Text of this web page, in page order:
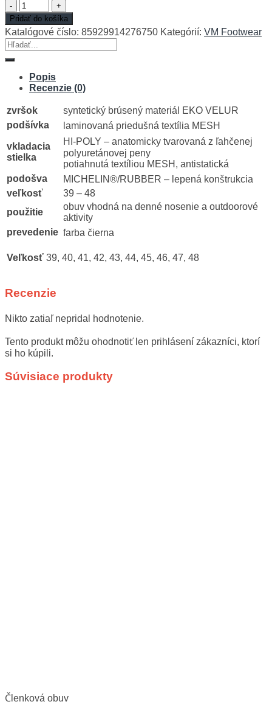
množstvo
ADELAIDE
outdoor
poltopánka
Pridať do košíka
Katalógové číslo: 85929914276750 Kategórií: VM Footwear
Hľadať:
Popis
Recenzie (0)
zvršok
syntetický brúsený materiál EKO VELUR
podšívka
laminovaná priedušná textília MESH
vkladacia
stielka
HI-POLY – anatomicky tvarovaná z ľahčenej
polyuretánovej peny
potiahnutá textíliou MESH, antistatická
podošva
MICHELIN®/RUBBER – lepená konštrukcia
veľkosť
39 – 48
použitie
obuv vhodná na denné nosenie a outdoorové
aktivity
prevedenie farba čierna
Veľkosť 39, 40, 41, 42, 43, 44, 45, 46, 47, 48
Recenzie
Nikto zatiaľ nepridal hodnotenie.
Tento produkt môžu ohodnotiť len prihlásení zákazníci, ktorí
si ho kúpili.
Súvisiace produkty
Členková obuv